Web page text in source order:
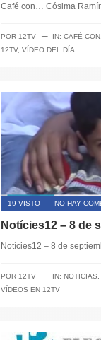
Café con… Cósima
POR 12TV ─ IN: CAFÉ
12TV, VÍDEO DEL DÍA
19 VISTO - NO HAY
Notícies12 – 8 de
Notícies12 – 8 de
POR 12TV ─ IN: NOTICIAS
VÍDEOS EN 12TV